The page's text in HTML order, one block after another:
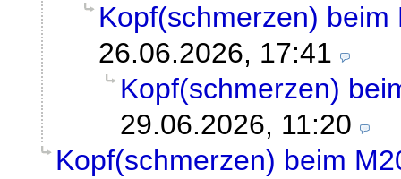
Kopf(schmerzen) beim
26.06.2026, 17:41
Kopf(schmerzen)
29.06.2026, 11:20
Kopf(schmerzen) beim